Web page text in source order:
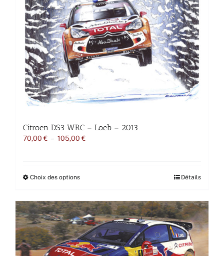
Les
options
peuvent
être
choisies
sur
la
page
du
produit
Citroen DS3 WRC – Loeb – 2013
70,00 € – 105,00 €Plage
Choix des optionsCe
plusieurs
variations.
Les
options
peuvent
être
Détails